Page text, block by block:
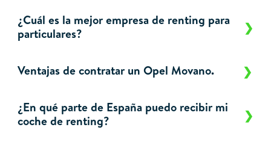
¿Cuál es la mejor empresa de renting para
particulares?
Ventajas de contratar un Opel Movano.
¿En qué parte de España puedo recibir mi
coche de renting?